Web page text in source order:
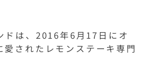
ドは、2016年6月17日にオ
愛されたレモンステーキ専門